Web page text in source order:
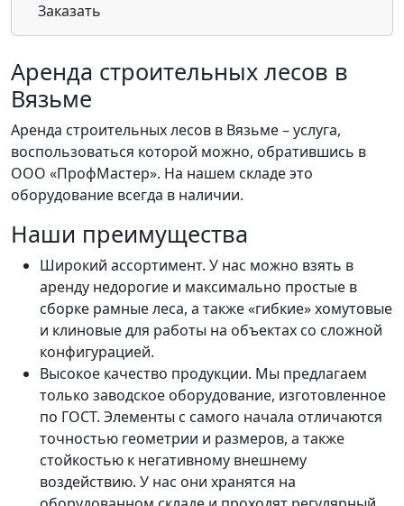
Заказать
Аренда строительных лесов в
Вязьме
Аренда строительных лесов в Вязьме – услуга,
воспользоваться которой можно, обратившись в
ООО «ПрофМастер». На нашем складе это
оборудование всегда в наличии.
Наши преимущества
Широкий ассортимент. У нас можно взять в
аренду недорогие и максимально простые в
сборке рамные леса, а также «гибкие» хомутовые
и клиновые для работы на объектах со сложной
конфигурацией.
Высокое качество продукции. Мы предлагаем
только заводское оборудование, изготовленное
по ГОСТ. Элементы с самого начала отличаются
точностью геометрии и размеров, а также
стойкостью к негативному внешнему
воздействию. У нас они хранятся на